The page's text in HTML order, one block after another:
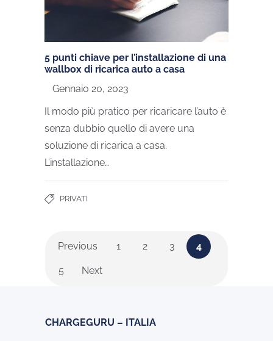
5 punti chiave per l’installazione di una
wallbox di ricarica auto a casa
Gennaio 20, 2023
Il modo più pratico per ricaricare l’auto è
senza dubbio quello di avere una
soluzione di ricarica a casa.
L’installazione…
PRIVATI
Previous 1 2 3 4
5 Next
CHARGEGURU – ITALIA